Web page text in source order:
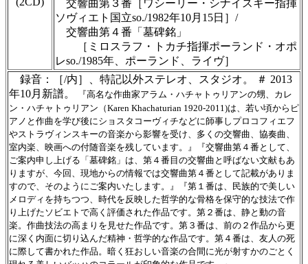
交響曲第３番［ワシーリー・シナイスキー指揮
ソヴィエト国立so./1982年10月15日］/
交響曲第４番「墓碑銘」
［ミロスラフ・トカチ指揮ポーランド・オポ
レso./1985年、ポーランド、ライヴ］
録音：［/内］、特記以外ステレオ、スタジオ。 ＃ 2013
年10月新譜。
『高名な作曲家アラム・ハチャトゥリアンの甥、カレ
ン・ハチャトゥリアン（Karen Khachaturian 1920-2011)は、若い頃からピ
アノと作曲を学び後にショスタコーヴィチなどに師事しプロコフィエフ
やストラヴィンスキーの音楽から影響を受け、多くの交響曲、協奏曲、
室内楽、映画への付随音楽を残しています。』『交響曲第４番として、
ご案内申し上げる「墓碑銘」は、第４番目の交響曲と呼ばない文献もあ
りますが、今回、現地からの情報では交響曲第４番として記載がありま
すので、そのようにご案内いたします。』『第１番は、民族的で美しい
メロディを持ちつつ、時代を反映した哲学的な骨格を保守的な技法で作
り上げたソビエトで高く評価された作品です。第２番は、静と動の音
楽。作曲技法の高まりを見せた作品です。第３番は、前の２作品から更
に深く内面に切り込んだ精神・哲学的な作品です。第４番は、友人の死
に際して書かれた作品。暗く狂おしい音楽の合間に光が射すかのごとく